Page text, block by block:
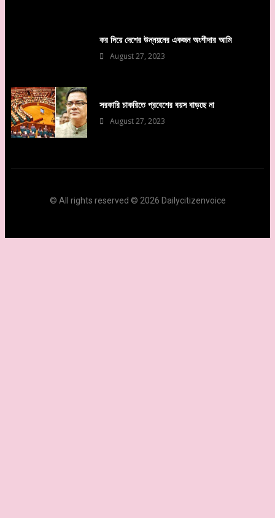
কর দিয়ে দেশের উন্নয়নের একজন অংশীদার আমি
August 27, 2023
সরকারি চাকরিতে প্রবেশের বয়স বাড়ছে না
August 27, 2023
© All rights reserved © 2026 Dailycitizenvoice